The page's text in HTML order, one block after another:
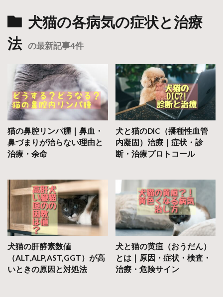
犬猫の各病気の症状と治療
法 の最新記事4件
猫の鼻腔リンパ腫｜鼻血・
鼻づまりが治らない理由と
治療・余命
犬と猫のDIC（播種性血管
内凝固）治療｜症状・診
断・治療プロトコール
犬猫の肝酵素数値
（ALT,ALP,AST,GGT）が高
いときの原因と対処法
犬と猫の黄疸（おうだん）
とは｜原因・症状・検査・
治療・危険サイン